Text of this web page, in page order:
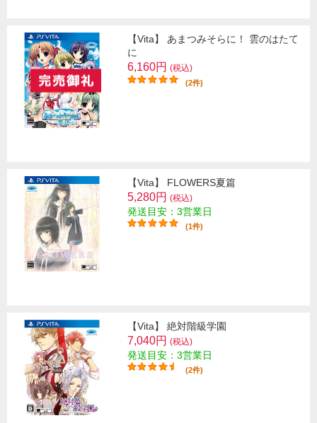
【Vita】 あまつみそらに！ 雲のはたて
に
6,160円 (税込)
(2件)
【Vita】 FLOWERS夏篇
5,280円 (税込)
発送目安：3営業日
(1件)
【Vita】 絶対階級学園
7,040円 (税込)
発送目安：3営業日
(2件)